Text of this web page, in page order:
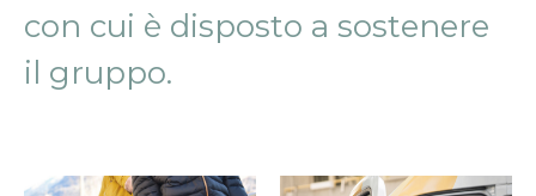
con cui è disposto a sostenere
il gruppo.